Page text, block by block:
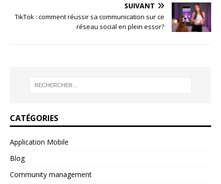
SUIVANT
TikTok : comment réussir sa communication sur ce
réseau social en plein essor?
CATÉGORIES
Application Mobile
Blog
Community management